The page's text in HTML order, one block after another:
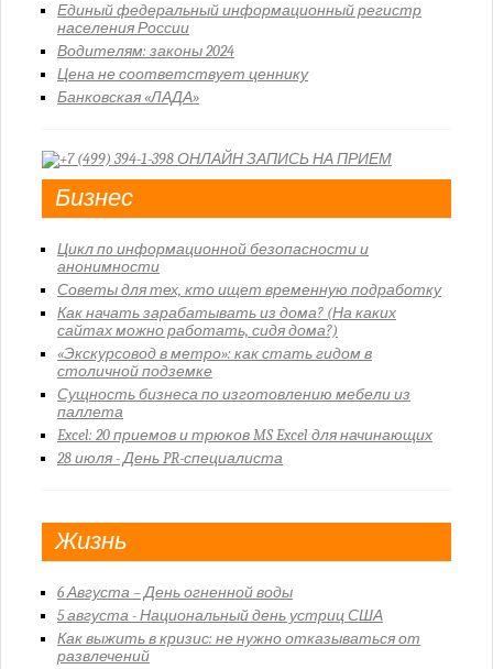
Единый федеральный информационный регистр
населения России
Водителям: законы 2024
Цена не соответствует ценнику
Банковская «ЛАДА»
Бизнес
Цикл пo информационной безопасности и
анонимности
Советы для тех, кто ищет временную подработку
Как начать зарабатывать из дома? (На каких
сайтах можно работать, сидя дома?)
«Экскурсовод в метро»: как стать гидом в
столичной подземке
Сущность бизнеса по изготовлению мебели из
паллета
Excel: 20 приемов и трюков MS Excel для начинающих
28 июля - День PR-специалиста
Жизнь
6 Августа – День огненной воды
5 августа - Национальный день устриц США
Как выжить в кризис: не нужно отказываться от
развлечений